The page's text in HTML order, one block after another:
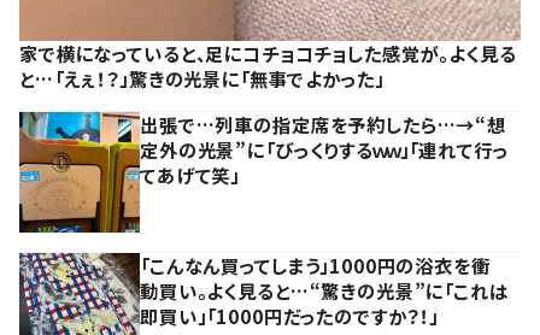
家で横になっていると、足にコチョコチョした感覚が。よく見る
と…「えぇ！？」驚きの光景に「無事でよかった」
出張で…列車の指定席を予約したら…→“想
定外の光景”に「びっくりするｗｗ」「連れて行っ
てあげて笑」
「こんなん買ってしまう」1000円の浴衣を衝
動買い。よく見ると…“驚きの光景”に「これは
即買い」「1000円だったのですか？！」